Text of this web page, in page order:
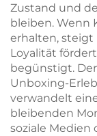
Zustand und
bleiben. Wenn
erhalten, steigt
Loyalität
begünstigt.
Unboxing-
verwandelt
bleibenden
soziale